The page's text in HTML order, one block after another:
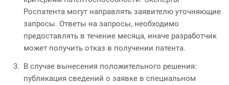
Роспатента могут направлять заявителю уточняющие
запросы. Ответы на запросы, необходимо
предоставлять в течение месяца, иначе разработчик
может получить отказ в получении патента.
В случае вынесения положительного решения:
публикация сведений о заявке в специальном